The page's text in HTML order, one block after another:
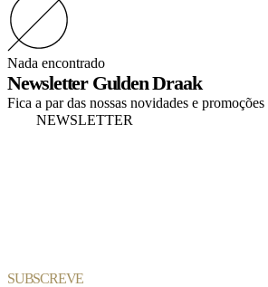
era:
2,99 €.
é:
2,39 €.
Nada encontrado
Newsletter Gulden Draak
Fica a par das nossas novidades e
NEWSLETTER
SUBSCREVE